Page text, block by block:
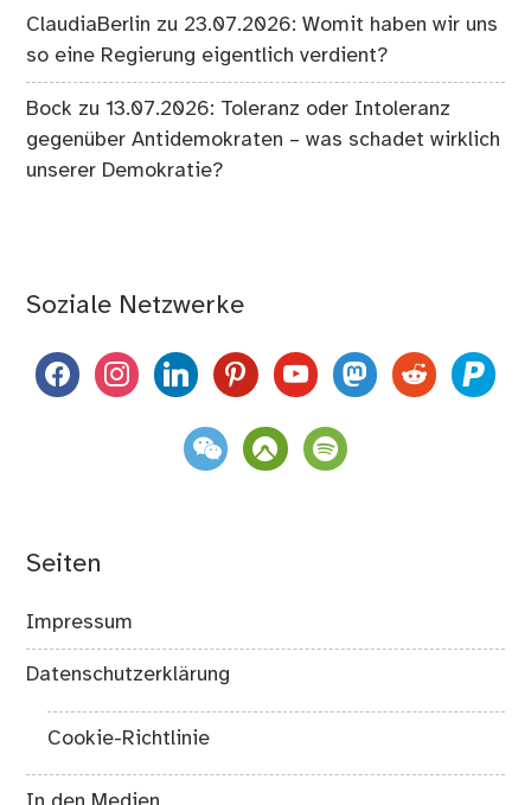
ClaudiaBerlin zu 23.07.2026: Womit haben wir uns
so eine Regierung eigentlich verdient?
Bock zu13.07.2026: Toleranz oder Intoleranz
gegenüber Antidemokraten – was schadet wirklich
unserer Demokratie?
Soziale Netzwerke
facebookinstagramlinkedinpinterestyoutubemastodon
reddit paypal
weixin komootspotify
Seiten
Impressum
Datenschutzerklärung
Cookie-Richtlinie